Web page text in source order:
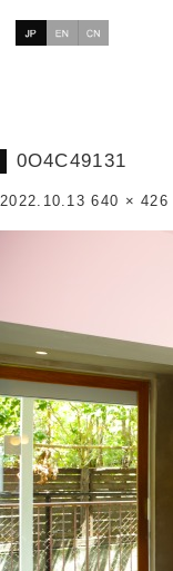
0O4C49131
2022.10.13 640 × 426